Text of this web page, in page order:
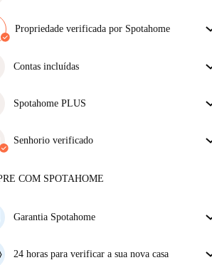
devolver o seu depósito, nós vamos fazê-lo.
Mais informações
Propriedade verificada por Spotahome
obténs exatamente o que vês no anúncio.
Contas incluídas
incluídas. A renda e as contas estão todas incluídas
Spotahome PLUS
inquilinos ao fornecer acesso aos mais altos padrões
de segurança e suporte adicional durante o
Senhorio verificado
Mais sobre este senhorio
COM SPOTAHOME
Garantia Spotahome
antecedência, nós iremos A) pagar um hotel e ajudá-
24 horas para verificar a sua nova casa